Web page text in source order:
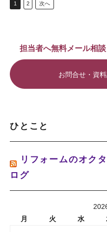
1 2 次へ
担当者へ無料メール相
お問合せ・資
ひとこと
リフォームのオク
ログ
月
火 水